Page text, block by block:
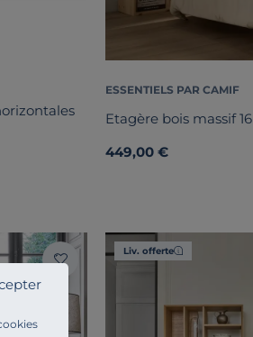
ESSENTIELS PAR CAMIF
Etagère bois massif
449,00 €
Liv. offerte